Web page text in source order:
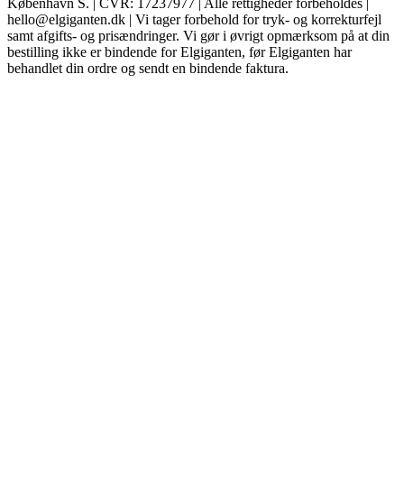
København S. | CVR: 17237977 | Alle rettigheder forbeholdes |
hello@elgiganten.dk | Vi tager forbehold for tryk- og korrekturfejl
samt afgifts- og prisændringer. Vi gør i øvrigt opmærksom på at din
bestilling ikke er bindende for Elgiganten, før Elgiganten har
behandlet din ordre og sendt en bindende faktura.